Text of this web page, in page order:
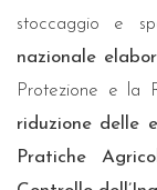
stoccaggio e
nazionale
Protezione e la
riduzione delle
Pratiche